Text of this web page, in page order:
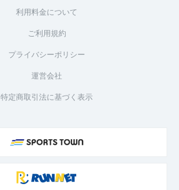
利用料金について
ご利用規約
プライバシーポリシー
運営会社
特定商取引法に基づく表示